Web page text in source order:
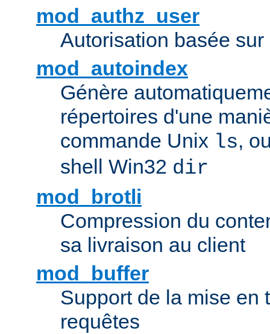
mod_authz_user
Autorisation basée
mod_autoindex
Génère
répertoires d'une
commande Unix ls,
shell Win32 dir
mod_brotli
Compression du
sa livraison au client
mod_buffer
Support de la mise en
requêtes